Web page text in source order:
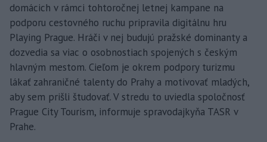
domácich v rámci tohtoročnej letnej kampane na
podporu cestovného ruchu pripravila digitálnu hru
Playing Prague. Hráči v nej budujú pražské dominanty a
dozvedia sa viac o osobnostiach spojených s českým
hlavným mestom. Cieľom je okrem podpory turizmu
lákať zahraničné talenty do Prahy a motivovať mladých,
aby sem prišli študovať. V stredu to uviedla spoločnosť
Prague City Tourism, informuje spravodajkyňa TASR v
Prahe.